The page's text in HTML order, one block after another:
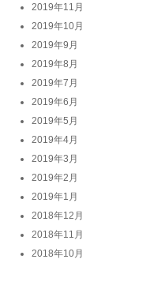
2019年11月
2019年10月
2019年9月
2019年8月
2019年7月
2019年6月
2019年5月
2019年4月
2019年3月
2019年2月
2019年1月
2018年12月
2018年11月
2018年10月